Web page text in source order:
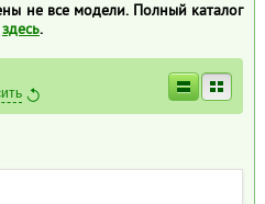
не все модели. Полный каталог
здесь.